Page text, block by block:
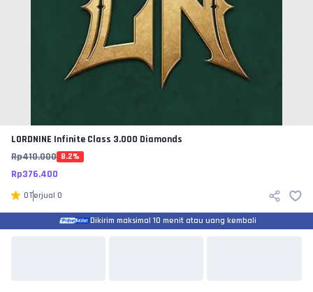
LORDNINE Infinite Class 3.000 Diamonds
Rp410.000 8.2%
Rp376.400
0Terjual 0
Dikirim maksimal 10 menit atau uang kembali